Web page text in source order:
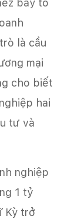
bày tỏ
là cầu
mại
cho biết
hai
tư và
nghiệp
1 tỷ
Kỳ trở